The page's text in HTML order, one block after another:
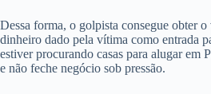
Dessa forma, o golpista consegue obter
dinheiro dado pela vítima como entrada
estiver procurando casas para alugar em
e não feche negócio sob pressão.